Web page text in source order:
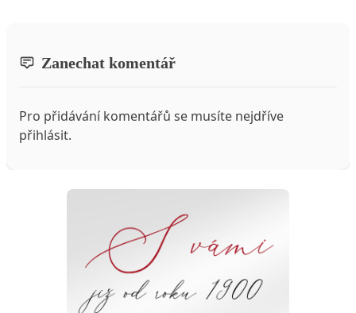
Zanechat komentář
Pro přidávání komentářů se musíte nejdříve
přihlásit.